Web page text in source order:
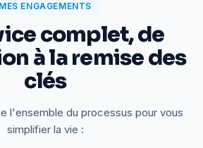
MES ENGAGEMENTS
complet, de
à la remise des
clés
l'ensemble du processus pour vous
simplifier la vie :